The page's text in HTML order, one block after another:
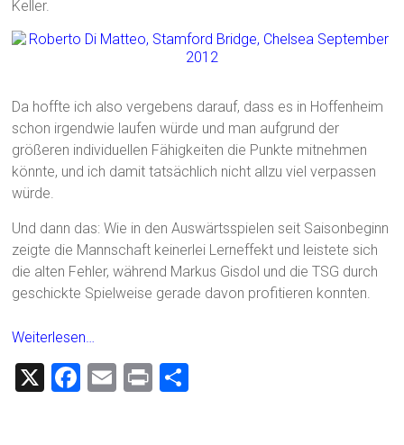
Keller.
Da hoffte ich also vergebens darauf, dass es in Hoffenheim
schon irgendwie laufen würde und man aufgrund der
größeren individuellen Fähigkeiten die Punkte mitnehmen
könnte, und ich damit tatsächlich nicht allzu viel verpassen
würde.
Und dann das: Wie in den Auswärtsspielen seit Saisonbeginn
zeigte die Mannschaft keinerlei Lerneffekt und leistete sich
die alten Fehler, während Markus Gisdol und die TSG durch
geschickte Spielweise gerade davon profitieren konnten.
Weiterlesen…
X
F
E
Pr